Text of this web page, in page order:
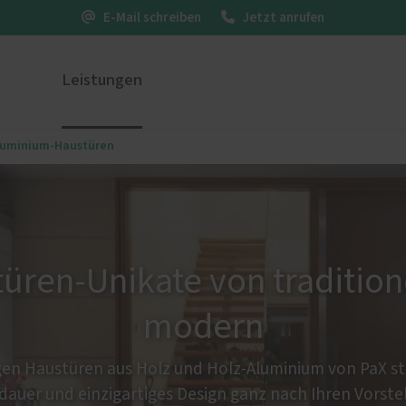
E-Mail schreiben Jetzt anrufen
Leistungen
und Denkmal
PaX Balkon- &
Falt-Schiebe-Türen
Haustüren
Unikate von
modern
Haustüren aus Holz und Holz-Aluminium von PaX
und einzigartiges Design ganz nach Ihren